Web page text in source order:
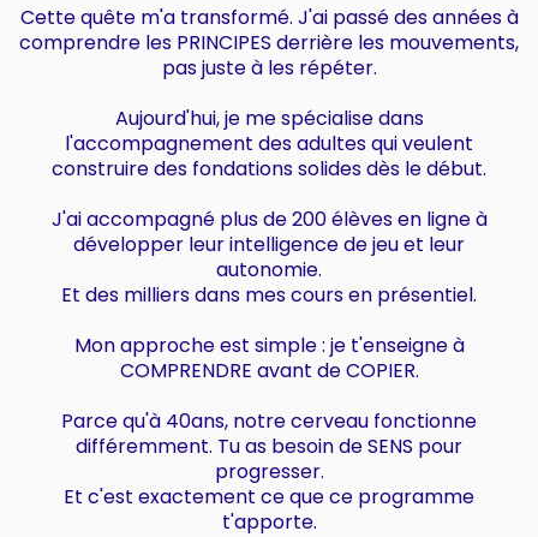
Cette quête m'a transformé. J'ai passé des années à
comprendre les PRINCIPES derrière les mouvements,
pas juste à les répéter.
Aujourd'hui, je me spécialise dans
l'accompagnement des adultes qui veulent
construire des fondations solides dès le début.
J'ai accompagné plus de 200 élèves en ligne à
développer leur intelligence de jeu et leur
autonomie.
Et des milliers dans mes cours en présentiel.
Mon approche est simple : je t'enseigne à
COMPRENDRE avant de COPIER.
Parce qu'à 40ans, notre cerveau fonctionne
différemment. Tu as besoin de SENS pour
progresser.
Et c'est exactement ce que ce programme
t'apporte.